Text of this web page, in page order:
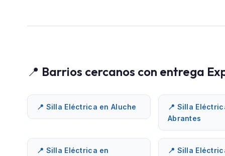
📍 Barrios cercanos con entrega
📍 Silla Eléctrica en Aluche
📍 Silla
Abrantes
📍 Silla Eléctrica en
📍 Silla